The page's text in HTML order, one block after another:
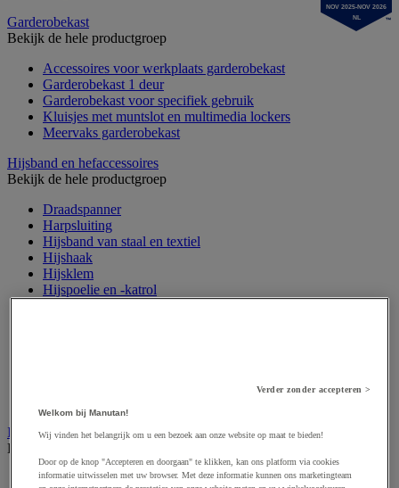
Garderobekast
Bekijk de hele productgroep
Accessoires voor werkplaats garderobekast
Garderobekast 1 deur
Garderobekast voor specifiek gebruik
Kluisjes met muntslot en multimedia lockers
Meervaks garderobekast
Hijsband en hefaccessoires
Bekijk de hele productgroep
Draadspanner
Harpsluiting
Hijsband van staal en textiel
Hijshaak
Hijsklem
Hijspoelie en -katrol
Industriële en magazijnstellingen
Bekijk de hele productgroep
Doorschuifstelling en doorrolstelling
NOV 2025-NOV 2026
NL
Verder zonder accepteren >
Welkom bij Manutan!
Wij vinden het belangrijk om u een bezoek aan onze website op maat te bieden!
Door op de knop "Accepteren en doorgaan" te klikken, kan ons platform via cookies
informatie uitwisselen met uw browser. Met deze informatie kunnen ons marketingteam